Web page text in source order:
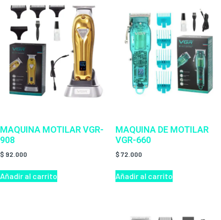
MAQUINA MOTILAR VGR-
908
$ 92.000
Añadir al carrito
MAQUINA DE MOTILAR
VGR-660
$72.000
Añadir al carrito